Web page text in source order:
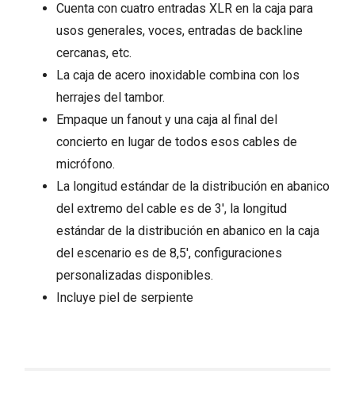
Cuenta con cuatro entradas XLR en la caja para
usos generales, voces, entradas de backline
cercanas, etc.
La caja de acero inoxidable combina con los
herrajes del tambor.
Empaque un fanout y una caja al final del
concierto en lugar de todos esos cables de
micrófono.
La longitud estándar de la distribución en abanico
del extremo del cable es de 3′, la longitud
estándar de la distribución en abanico en la caja
del escenario es de 8,5′, configuraciones
personalizadas disponibles.
Incluye piel de serpiente